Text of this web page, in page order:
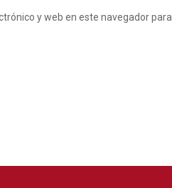
y web en este navegador